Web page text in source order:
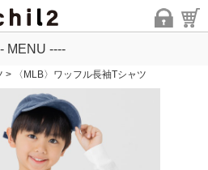
MENU ----
> 〈MLB〉ワッフル長袖Tシャツ